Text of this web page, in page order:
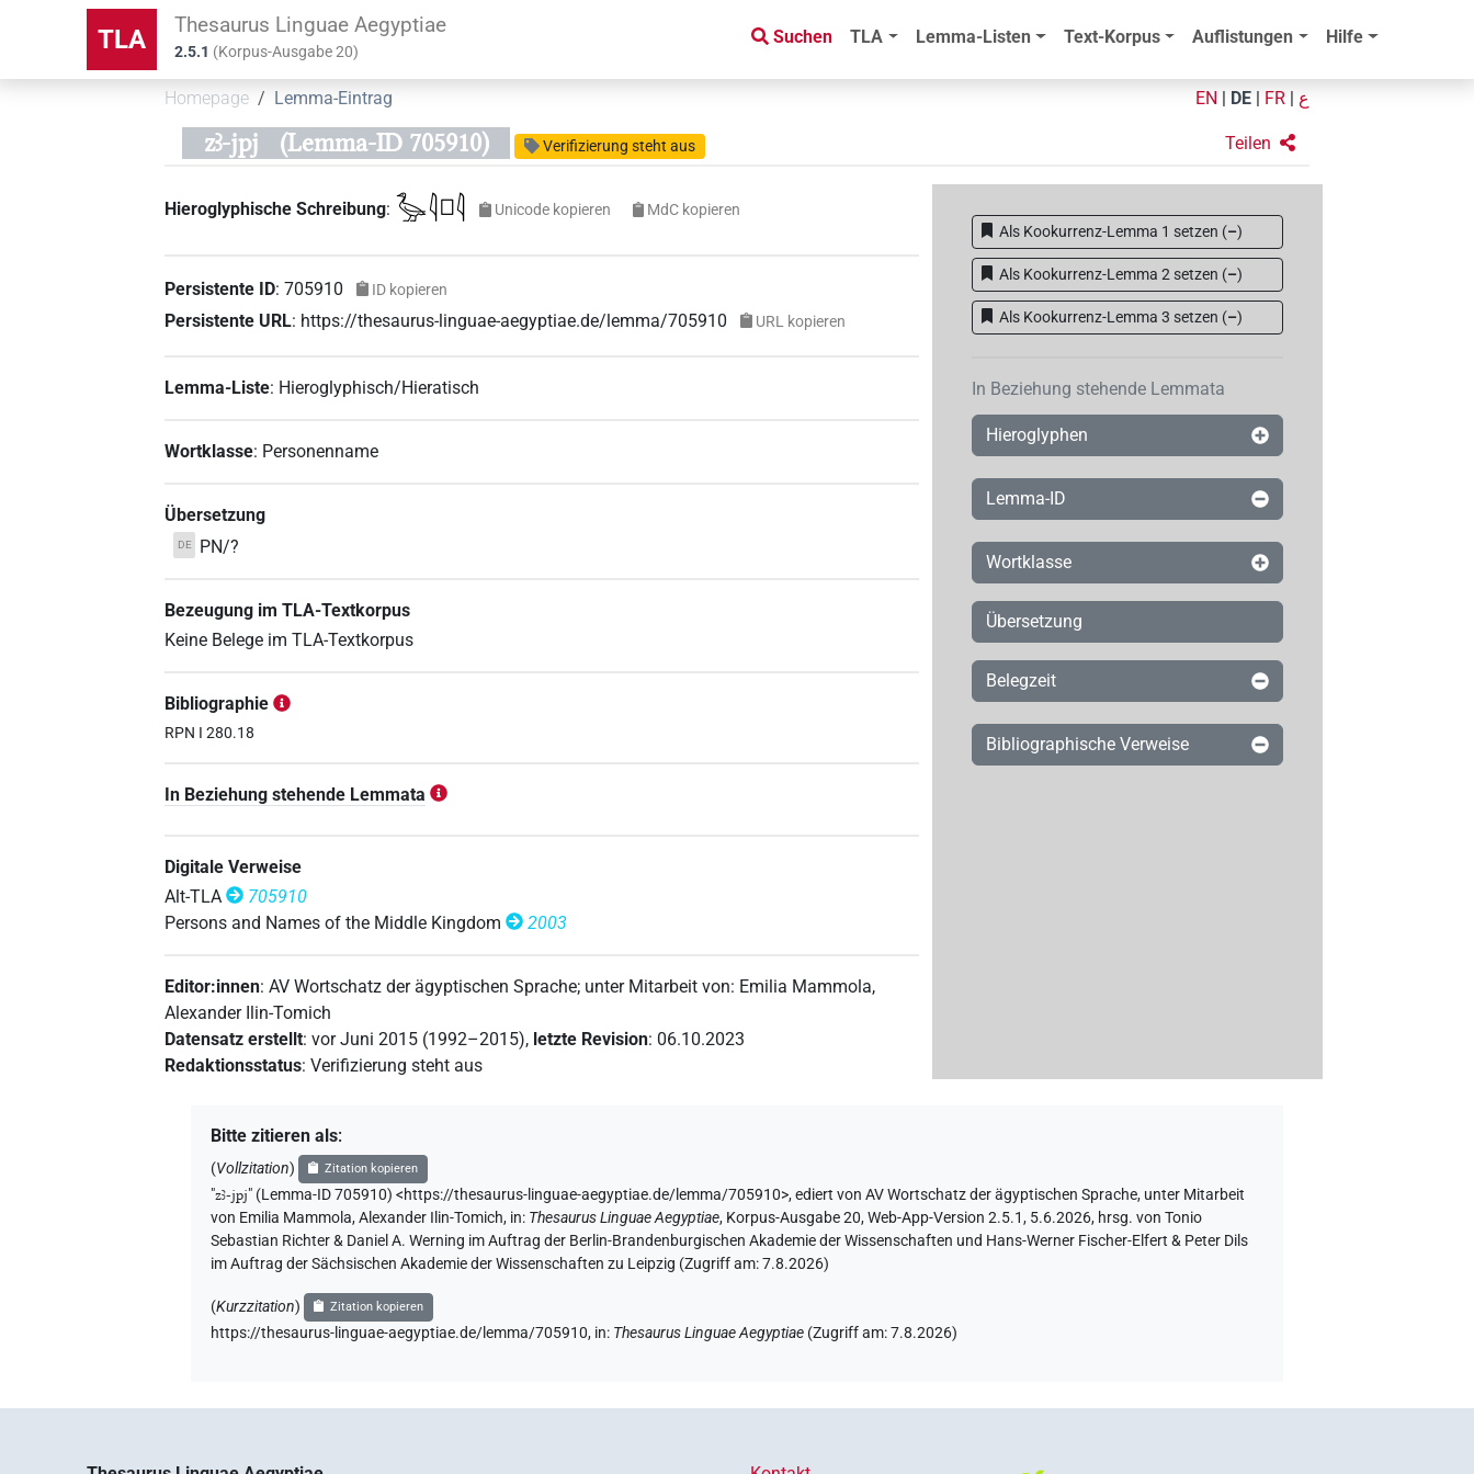
TLA Thesaurus Linguae Aegyptiae
2.5.1 (Korpus-Ausgabe20)
Suchen TLA Lemma-Listen Text-Korpus Auflistungen Hilfe
Homepage Lemma-Eintrag EN DE FR ع
zꜣ-jpj (Lemma-ID 705910) Verifizierung steht aus Teilen
Hieroglyphische Schreibung: 𓅭𓇋𓊪𓇋 Unicode kopieren MdC kopieren
Persistente ID:705910 ID kopieren
Persistente URL: https://thesaurus-linguae-aegyptiae.de/lemma/705910 URL kopieren
Lemma-Liste: Hieroglyphisch/Hieratisch
Wortklasse: Personenname
Übersetzung
DE PN/?
Bezeugung im TLA-Textkorpus
Keine Belege im TLA-Textkorpus
Bibliographie
RPN I 280.18
In Beziehung stehende Lemmata
Digitale Verweise
Alt-TLA
705910
Persons and Names of the Middle Kingdom
2003
Editor:innen:AV Wortschatz der ägyptischen Sprache; unter Mitarbeit von: Emilia Mammola,
Alexander Ilin-Tomich
Datensatz erstellt:vor Juni 2015 (1992–2015), letzte Revision: 06.10.2023
Redaktionsstatus:Verifizierung steht aus
Als Kookurrenz-Lemma 1 setzen (–)
Als Kookurrenz-Lemma 2 setzen (–)
Als Kookurrenz-Lemma 3 setzen (–)
In Beziehung stehende Lemmata
Hieroglyphen
Lemma-ID
Wortklasse
Übersetzung
Belegzeit
Bibliographische Verweise
Bitte zitieren als:
(Vollzitation) Zitation kopieren
"zꜣ-jpj" (Lemma-ID 705910) <https://thesaurus-linguae-aegyptiae.de/lemma/705910>,ediert von AV Wortschatz der ägyptischen Sprache, unter Mitarbeit
von Emilia Mammola,Alexander Ilin-Tomich, in: Thesaurus Linguae Aegyptiae, Korpus-Ausgabe 20, Web-App-Version 2.5.1, 5.6.2026, hrsg. von Tonio
Sebastian Richter & Daniel A. Werning im Auftrag der Berlin-Brandenburgischen Akademie der Wissenschaften und Hans-Werner Fischer-Elfert & Peter Dils
im Auftrag der Sächsischen Akademie der Wissenschaften zu Leipzig (Zugriff am:7.8.2026)
(Kurzzitation) Zitation kopieren
https://thesaurus-linguae-aegyptiae.de/lemma/705910, in: Thesaurus Linguae Aegyptiae (Zugriff am:7.8.2026)